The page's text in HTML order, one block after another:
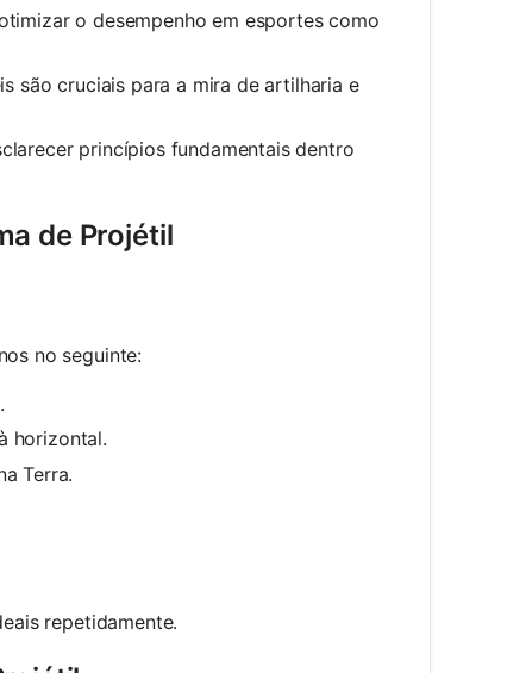
o desempenho em esportes como
são cruciais para a mira de artilharia e
princípios fundamentais dentro
de Projétil
no seguinte:
horizontal.
s}^2
Terra.
repetidamente.